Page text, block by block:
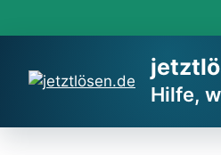
Inhalt
Hilfe,